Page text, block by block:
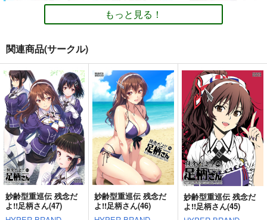
GATO class LOVE
blue+α
550円（税込）
艦隊これくしょん-艦これ-
スキャンプ
ドラム
サンプル
イタリアン水着時報
blue+α
550円（税込）
艦隊これくしょん-艦これ-
コンテ・ディ・カブール
ポーラ
サンプル
妙齢型重巡伝 残念だ
よ!!足柄さん(25)
HYPER BRAND
330円（税込）
艦隊これくしょん-艦これ-
足柄
サンプル
カート
もっと見る！
関連商品(サークル)
妙齢型重巡伝 残念だ
よ!!足柄さん(47)
妙齢型重巡伝 残念だ
よ!!足柄さん(46)
妙齢型重巡伝 残念だ
よ!!足柄さん(45)